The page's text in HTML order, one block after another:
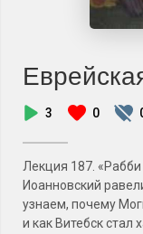
3 0
Лекция 187. «Рабби
Иоанновский
узнаем, почему
и как Витебск стал